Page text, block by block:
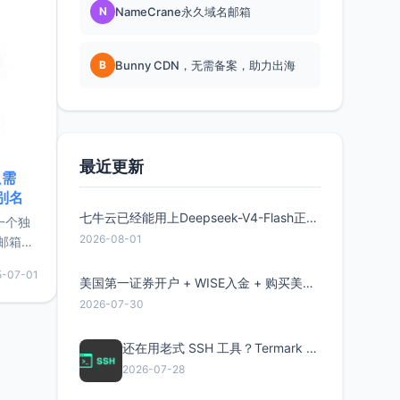
名
个独
箱等
较有
惠的
07-01
N NameCrane永久域名邮箱
B Bunny CDN，无需备案，助力出海
最近更新
七牛云已经能用上Deepseek-V4-Flash正式版了，点此领取300万Token
2026-08-01
美国第一证券开户 + WISE入金 + 购买美股全流程分享
2026-07-30
还在用老式 SSH 工具？Termark 新一代跨平台智能SSH客户端了解一下
2026-07-28